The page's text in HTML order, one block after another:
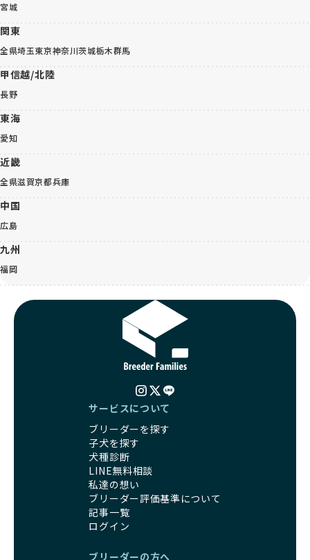
宮城
関東
全県埼玉東京神奈川茨城栃木群馬
甲信越/北陸
長野
東海
愛知
近畿
全県滋賀京都兵庫
中国
広島
九州
福岡
サービスについて
ブリーダーを探す
子犬を探す
犬種診断
LINE無料相談
私達の想い
ブリーダー評価基準について
記事一覧
ログイン
ブリーダーの方へ